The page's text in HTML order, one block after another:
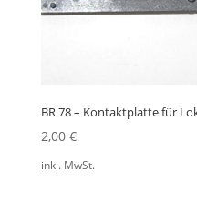
BR 78 – Kontaktplatte für
2,00 €
inkl. MwSt.